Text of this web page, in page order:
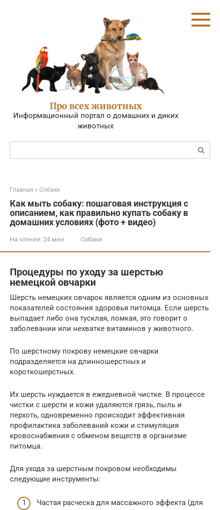
Про всех животных
Информационный портал о домашних и диких
животных
Поиск:
Главная » Собаки
Как мыть собаку: пошаговая инструкция с
описанием, как правильно купать собаку в
домашних условиях (фото + видео)
На чтение: 24 мин Собаки
Процедуры по уходу за шерстью
немецкой овчарки
Шерсть немецких овчарок является одним из основных
показателей состояния здоровья питомца. Если шерсть
выпадает либо она тусклая, ломкая, это говорит о
заболевании или нехватке витаминов у животного.
По шерстному покрову немецкие овчарки
подразделяется на длинношерстных и
короткошерстных.
Их шерсть нуждается в ежедневной чистке. В процессе
чистки с шерсти и кожи удаляются грязь, пыль и
перхоть, одновременно происходит эффективная
профилактика заболеваний кожи и стимуляция
кровоснабжения с обменом веществ в организме
питомца.
Для ухода за шерстным покровом необходимы
следующие инструменты:
Частая расческа для массажного эффекта (для